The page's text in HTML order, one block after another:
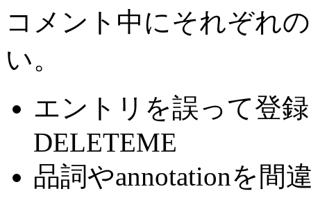
コメント中にそれぞれ
い。
エントリを誤って登
DELETEME
品詞やannotationを間